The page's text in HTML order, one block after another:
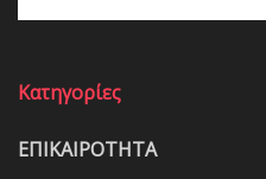
Κατηγορίες
ΕΠΙΚΑΙΡΟΤΗΤΑ